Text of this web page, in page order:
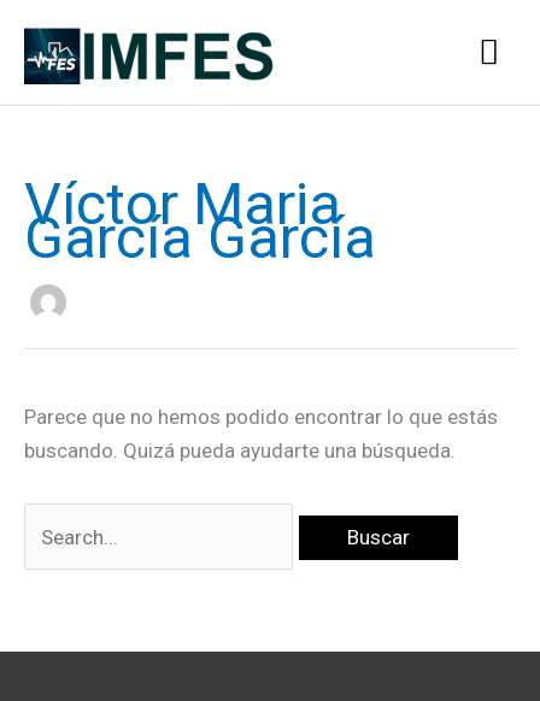
contenido
Víctor Maria
García García
Parece que no hemos podido encontrar lo que estás
buscando. Quizá pueda ayudarte una búsqueda.
Buscar
por: